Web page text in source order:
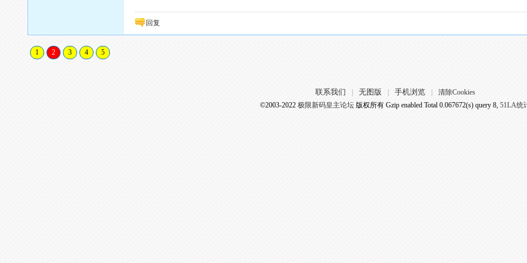
回复
1 2 3 4 5
联系我们 无图版 手机浏览
清除Cookies
©2003-2022 极限新码皇主论坛版权所有 Gzip enabled Total 0.067672(s) query 8, 51LA统